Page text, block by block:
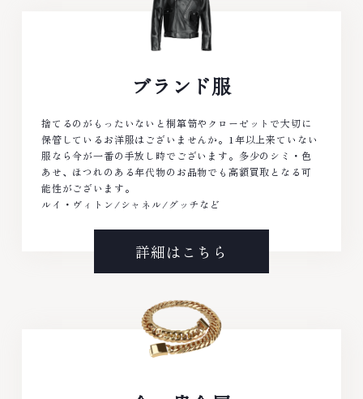
ブランド服
捨てるのがもったいないと桐箪笥やクローゼットで大切に
保管しているお洋服はございませんか。1年以上来ていない
服なら今が一番の手放し時でございます。多少のシミ・色
あせ、ほつれのある年代物のお品物でも高額買取となる可
能性がございます。
ルイ・ヴィトン/シャネル/グッチなど
詳細はこちら